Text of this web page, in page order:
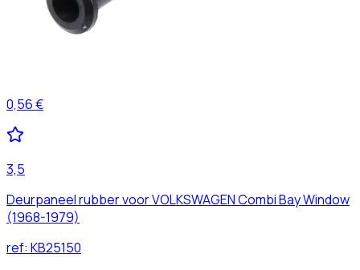
0,56 €
3,5
Deurpaneel rubber voor VOLKSWAGEN Combi Bay Window
(1968-1979)
ref: KB25150